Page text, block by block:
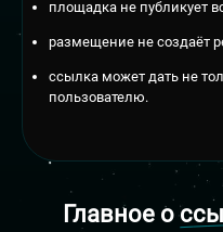
площадка не публикует
размещение не создаёт
ссылка может дать не
пользователю.
Главное о